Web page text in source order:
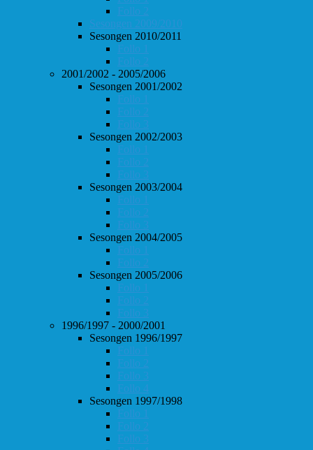
Follo 2
Sesongen 2009/2010
Sesongen 2010/2011
Follo 1
Follo 2
2001/2002 - 2005/2006
Sesongen 2001/2002
Follo 1
Follo 2
Follo 3
Sesongen 2002/2003
Follo 1
Follo 2
Follo 3
Sesongen 2003/2004
Follo 1
Follo 2
Follo 3
Sesongen 2004/2005
Follo 1
Follo 2
Sesongen 2005/2006
Follo 1
Follo 2
Follo 3
1996/1997 - 2000/2001
Sesongen 1996/1997
Follo 1
Follo 2
Follo 3
Follo 4
Sesongen 1997/1998
Follo 1
Follo 2
Follo 3